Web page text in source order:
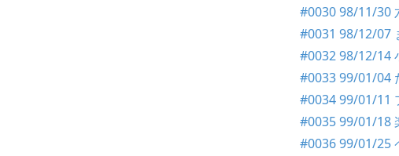
#0030 98/11/30
#0031 98/12/07
#0032 98/12/14
#0033 99/01/04
#0034 99/01/11
#0035 99/01/18
#0036 99/01/25